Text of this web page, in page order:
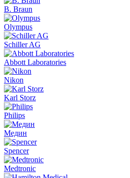
B. Braun
Olympus
Schiller AG
Abbott Laboratories
Nikon
Karl Storz
Philips
Медин
Spencer
Medtronic